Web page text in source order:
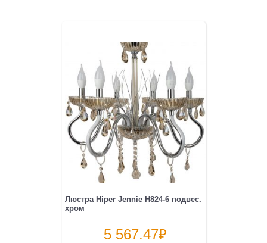
Люстра Hiper Jennie H824-6 подвес.
хром
5 567.47₽